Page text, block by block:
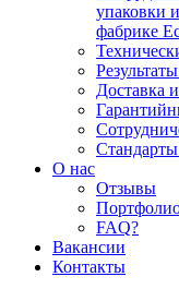
упаковки
фабрике
Доставка
Стандарты
О нас
Отзывы
FAQ?
Вакансии
Контакты